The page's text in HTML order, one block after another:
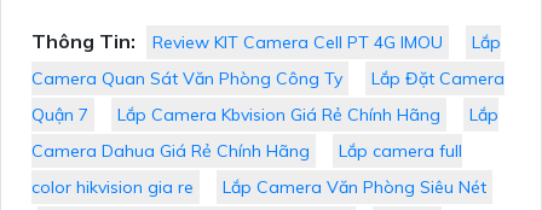
Thông Tin: Review KIT Camera Cell PT 4G IMOU
Lắp
Camera Quan Sát Văn Phòng Công Ty
Lắp Đặt Camera
Quận 7
Lắp Camera Kbvision Giá Rẻ Chính Hãng
Lắp
Camera Dahua Giá Rẻ Chính Hãng
Lắp camera full
color hikvision gia re
Lắp Camera Văn Phòng Siêu Nét